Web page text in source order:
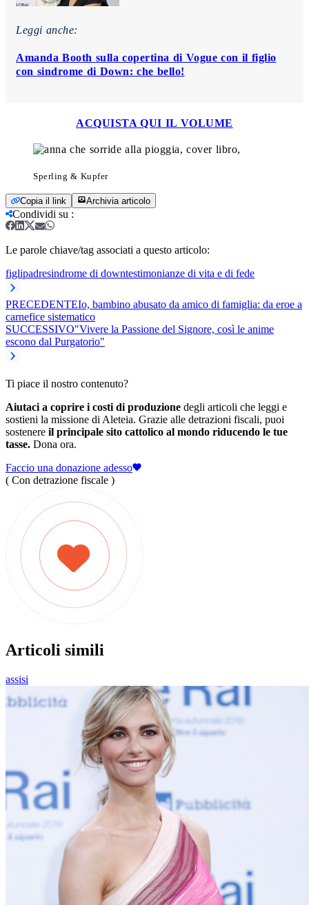
Leggi anche:
Amanda Booth sulla copertina di Vogue con il figlio
con sindrome di Down: che bello!
ACQUISTA QUI IL VOLUME
Sperling & Kupfer
Copia il link Archivia articolo
Condividi su :
Le parole chiave/tag associati a questo articolo:
figlipadresindrome di downtestimonianze di vita e di fede
PRECEDENTEIo, bambino abusato da amico di famiglia: da eroe a
carnefice sistematico
SUCCESSIVO"Vivere la Passione del Signore, così le anime
escono dal Purgatorio"
Ti piace il nostro contenuto?
Aiutaci a coprire i costi di produzione degli articoli che leggi e
sostieni la missione di Aleteia. Grazie alle detrazioni fiscali, puoi
sostenere il principale sito cattolico al mondo riducendo le tue
tasse. Dona ora.
Faccio una donazione adesso
( Con detrazione fiscale )
Articoli simili
assisi